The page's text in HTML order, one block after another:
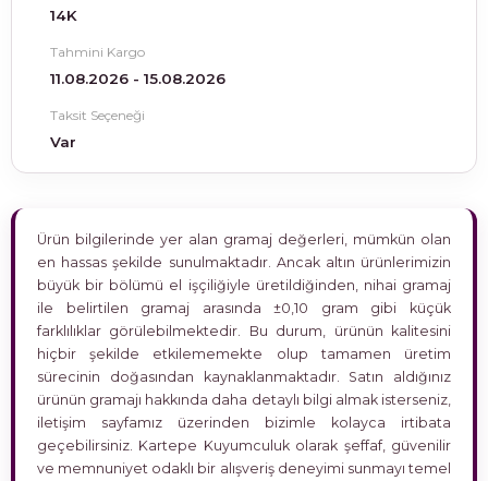
14K
Tahmini Kargo
11.08.2026 - 15.08.2026
Taksit Seçeneği
Var
Ürün bilgilerinde yer alan gramaj değerleri, mümkün olan
en hassas şekilde sunulmaktadır. Ancak altın ürünlerimizin
büyük bir bölümü el işçiliğiyle üretildiğinden, nihai gramaj
ile belirtilen gramaj arasında ±0,10 gram gibi küçük
farklılıklar görülebilmektedir. Bu durum, ürünün kalitesini
hiçbir şekilde etkilememekte olup tamamen üretim
sürecinin doğasından kaynaklanmaktadır. Satın aldığınız
ürünün gramajı hakkında daha detaylı bilgi almak isterseniz,
iletişim sayfamız üzerinden bizimle kolayca irtibata
geçebilirsiniz. Kartepe Kuyumculuk olarak şeffaf, güvenilir
ve memnuniyet odaklı bir alışveriş deneyimi sunmayı temel